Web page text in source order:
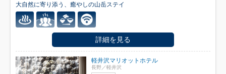
大自然に寄り添う、癒やしの山岳ステイ
詳細を見る
軽井沢マリオットホテル
長野／軽井沢